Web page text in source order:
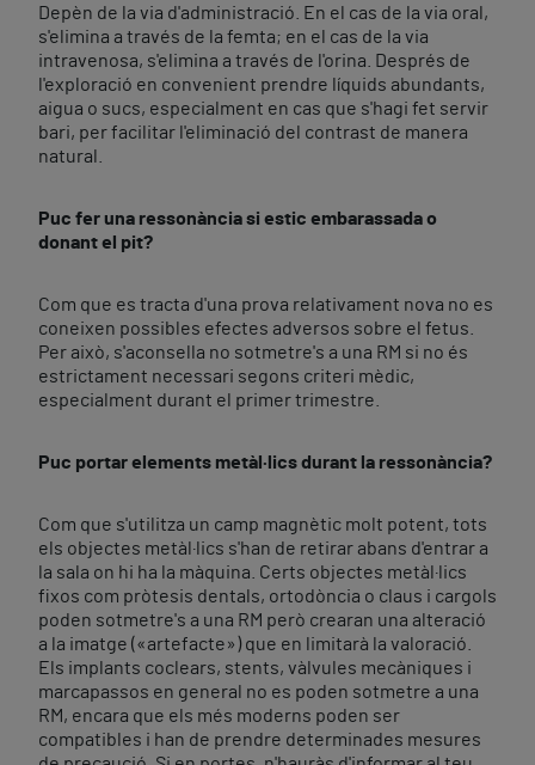
Depèn de la via d'administració. En el cas de la via oral,
s'elimina a través de la femta; en el cas de la via
intravenosa, s'elimina a través de l'orina. Després de
l'exploració en convenient prendre líquids abundants,
aigua o sucs, especialment en cas que s'hagi fet servir
bari, per facilitar l'eliminació del contrast de manera
natural.
Puc fer una ressonància si estic embarassada o
donant el pit?
Com que es tracta d'una prova relativament nova no es
coneixen possibles efectes adversos sobre el fetus.
Per això, s'aconsella no sotmetre's a una RM si no és
estrictament necessari segons criteri mèdic,
especialment durant el primer trimestre.
Puc portar elements metàl·lics durant la ressonància?
Com que s'utilitza un camp magnètic molt potent, tots
els objectes metàl·lics s'han de retirar abans d'entrar a
la sala on hi ha la màquina. Certs objectes metàl·lics
fixos com pròtesis dentals, ortodòncia o claus i cargols
poden sotmetre's a una RM però crearan una alteració
a la imatge («artefacte») que en limitarà la valoració.
Els implants coclears, stents, vàlvules mecàniques i
marcapassos en general no es poden sotmetre a una
RM, encara que els més moderns poden ser
compatibles i han de prendre determinades mesures